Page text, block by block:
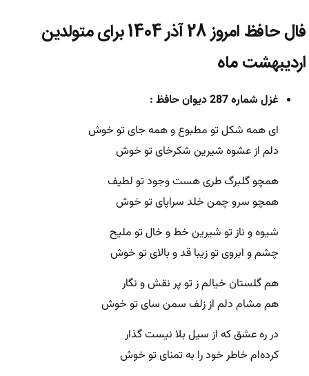
فال حافظ امروز28 آذر 1404
برای متولدین
اردیبهشت ماه
غزل شماره 287 دیوان حافظ :
ای همه شکل تو مطبوع و همه جای تو خوش
دلم از عشوه شیرین شکرخای تو خوش
همچو گلبرگ طری هست وجود تو لطیف
همچو سرو چمن خلد سراپای تو خوش
شیوه و ناز تو شیرین خط و خال تو ملیح
چشم و ابروی تو زیبا قد و بالای تو خوش
هم گلستان خیالم ز تو پر نقش و نگار
هم مشام دلم از زلف سمن سای تو خوش
در ره عشق که از سیل بلا نیست گذار
کرده‌ام خاطر خود را به تمنای تو خوش